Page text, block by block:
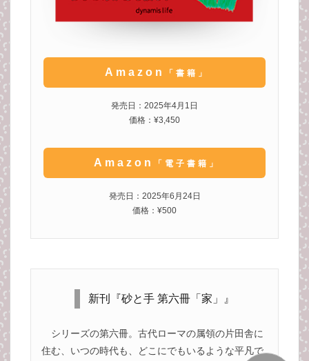
Amazon 「書籍」
発売日：2025年4月1日
価格：¥3,450
Amazon 「電子書籍」
発売日：2025年6月24日
価格：¥500
新刊『砂と手 第六冊「家」』
シリーズの第六冊。古代ローマの属領の片田舎に
住む、いつの時代も、どこにでもいるような平凡で